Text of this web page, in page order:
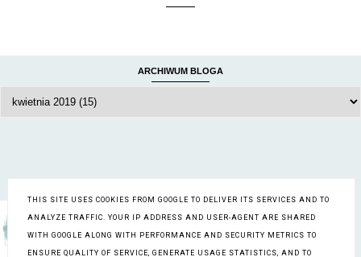
ARCHIWUM BLOGA
Wyświetl mój pełny profil
THIS SITE USES COOKIES FROM GOOGLE TO DELIVER ITS SERVICES AND TO
ANALYZE TRAFFIC. YOUR IP ADDRESS AND USER-AGENT ARE SHARED
WITH GOOGLE ALONG WITH PERFORMANCE AND SECURITY METRICS TO
ENSURE QUALITY OF SERVICE, GENERATE USAGE STATISTICS, AND TO